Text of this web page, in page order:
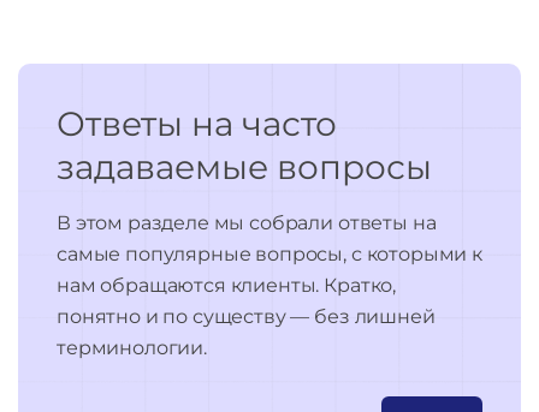
Ответы на часто
задаваемые вопросы
В этом разделе мы собрали ответы на
самые популярные вопросы, с которыми к
нам обращаются клиенты. Кратко,
понятно и по существу — без лишней
терминологии.